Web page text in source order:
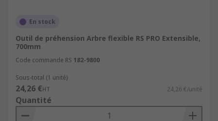
En stock
Outil de préhension Arbre flexible RS PRO Extensible,
700mm
Code commande RS 182-9800
Sous-total (1 unité)
24,26 €HT 24,26 €/unité
Quantité